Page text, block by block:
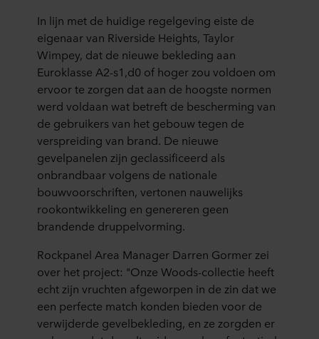
In lijn met de huidige regelgeving eiste de
eigenaar van Riverside Heights, Taylor
Wimpey, dat de nieuwe bekleding aan
Euroklasse A2-s1,d0 of hoger zou voldoen om
ervoor te zorgen dat aan de hoogste normen
werd voldaan wat betreft de bescherming van
de gebruikers van het gebouw tegen de
verspreiding van brand. De nieuwe
gevelpanelen zijn geclassificeerd als
onbrandbaar volgens de nationale
bouwvoorschriften, vertonen nauwelijks
rookontwikkeling en genereren geen
brandende druppelvorming.
Rockpanel Area Manager Darren Gormer zei
over het project: "Onze Woods-collectie heeft
echt zijn vruchten afgeworpen in de zin dat we
een perfecte match konden bieden voor de
verwijderde gevelbekleding, en ze zorgden er